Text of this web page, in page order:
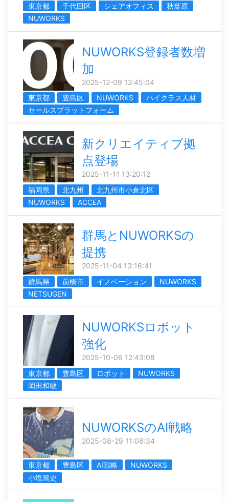
東京都 千代田区 シェアオフィス
秋葉原
NUWORKS
NUWORKS登録者数増
加
2025-12-09 12:45:04
東京都
豊島区 NUWORKS
ハイクラス人材
セールスプラットフォーム
新クリエイティブ拠
点登場
2025-11-11 13:20:12
福岡県
北九州
北九州市小倉北区
NUWORKS
ACCEA
群馬とNUWORKSの
提携
2025-11-04 13:16:41
群馬県
前橋市 イノベーション
NUWORKS
NETSUGEN
NUWORKSロボット
強化
2025-10-06 12:43:08
東京都
豊島区 ロボット
NUWORKS
岡田和敏
NUWORKSのAI戦略
2025-08-29 11:08:34
東京都 豊島区 AI戦略
NUWORKS
小塩篤史